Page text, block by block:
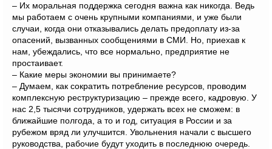
– Их моральная поддержка сегодня важна как никогда. Ведь
мы работаем с очень крупными компаниями, и уже были
случаи, когда они отказывались делать предоплату из-за
опасений, вызванных сообщениями в СМИ. Но, приехав к
нам, убеждались, что все нормально, предприятие не
простаивает.
– Какие меры экономии вы принимаете?
– Думаем, как сократить потребление ресурсов, проводим
комплексную реструктуризацию – прежде всего, кадровую. У
нас 2,5 тысячи сотрудников, удержать всех не сможем: в
ближайшие полгода, а то и год, ситуация в России и за
рубежом вряд ли улучшится. Увольнения начали с высшего
руководства, рабочие будут уходить в последнюю очередь.